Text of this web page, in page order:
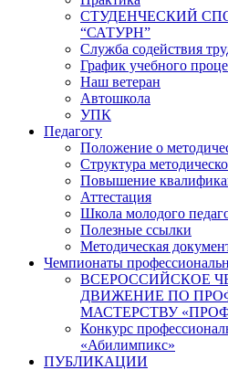
СТУДЕНЧЕСКИЙ
“САТУРН”
Служба содействия
График учебного
Наш ветеран
Автошкола
УПК
Педагогу
Положение о
Структура
Повышение
Аттестация
Школа молодого
Полезные ссылки
Методическая
Чемпионаты
ВСЕРОССИЙСКОЕ
ДВИЖЕНИЕ ПО
МАСТЕРСТВУ
Конкурс
«Абилимпикс»
ПУБЛИКАЦИИ